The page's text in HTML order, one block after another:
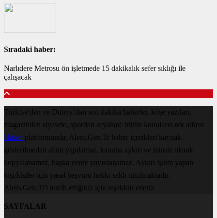
Sıradaki haber:
Narlıdere Metrosu ön işletmede 15 dakikalık sefer sıklığı ile
çalışacak
Türkiye'den ve Dünya’dan son dakika haberler, köşe yazıları,
magazinden siyasete, spordan seyahate bütün konuların tek adresi
Haberplatformunda; Alem.Gen.Tr haber içerikleri kaynak
gösterilmeden alıntı yapılamaz, kanuna aykırı ve izinsiz olarak
kopyalanamaz, başka yerde yayınlanamaz. Aykırı işlem yapan
kişi/kişiler için yasal başvuru hakkı saklı tutulmaktadır.
Alem.Gen.Tr'i tercih ettiğiniz için teşekkür ederiz.
SAYFALAR